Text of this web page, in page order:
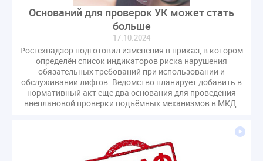
запрет на уступку
запрос
инициатива
информационная система ЖКХ
мораторий
обсуждение
оплата услуг
отчетность УК
персональные данные
реформирование ЖКХ
1 сентября
2035 ВЦИОМ
Владимир Путин
ГИС ЖКС
ГПК РФ ГУО
Геллер
Законопроект Минстрой
Законопроект Пахомов Кошелев
Оснований для проверок УК может стать
больше
17.10.2024
Ростехнадзор подготовил изменения в приказ, в котором
определён список индикаторов риска нарушения
обязательных требований при использовании и
обслуживании лифтов. Ведомство планирует добавить в
нормативный акт ещё два основания для проведения
внеплановой проверки подъёмных механизмов в МКД.